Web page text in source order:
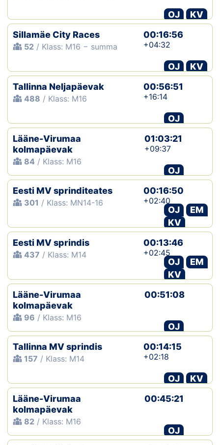
OJ
KV
Sillamäe City Races
52 / Klass: M16 − summa
00:16:56
+04:32
OJ
KV
Tallinna Neljapäevak
488 / Klass: M16
00:56:51
+16:14
OJ
Lääne-Virumaa
kolmapäevak
84 / Klass: M16
01:03:21
+09:37
OJ
Eesti MV sprinditeates
301 / Klass: MN14-16
00:16:50
+02:40
OJ
EM
KV
Eesti MV sprindis
437 / Klass: M14
00:13:46
+02:45
OJ
EM
KV
Lääne-Virumaa
kolmapäevak
96 / Klass: M16
00:51:08
OJ
Tallinna MV sprindis
157 / Klass: M14
00:14:15
+02:18
OJ
KV
Lääne-Virumaa
kolmapäevak
82 / Klass: M16
00:45:21
OJ